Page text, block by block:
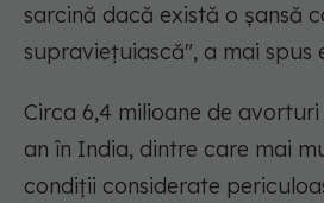
sarcină dacă există o șansă
supraviețuiască", a mai spus
Circa 6,4 milioane de
an în India, dintre care mai
condiții considerate